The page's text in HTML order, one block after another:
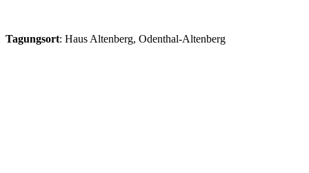
Tagungsort: Haus Altenberg, Odenthal-Altenberg